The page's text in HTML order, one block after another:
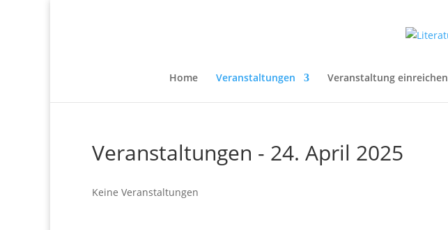
Home Veranstaltungen Veranstaltung einreichen
Veranstaltungen - 24. April 2025
Keine Veranstaltungen